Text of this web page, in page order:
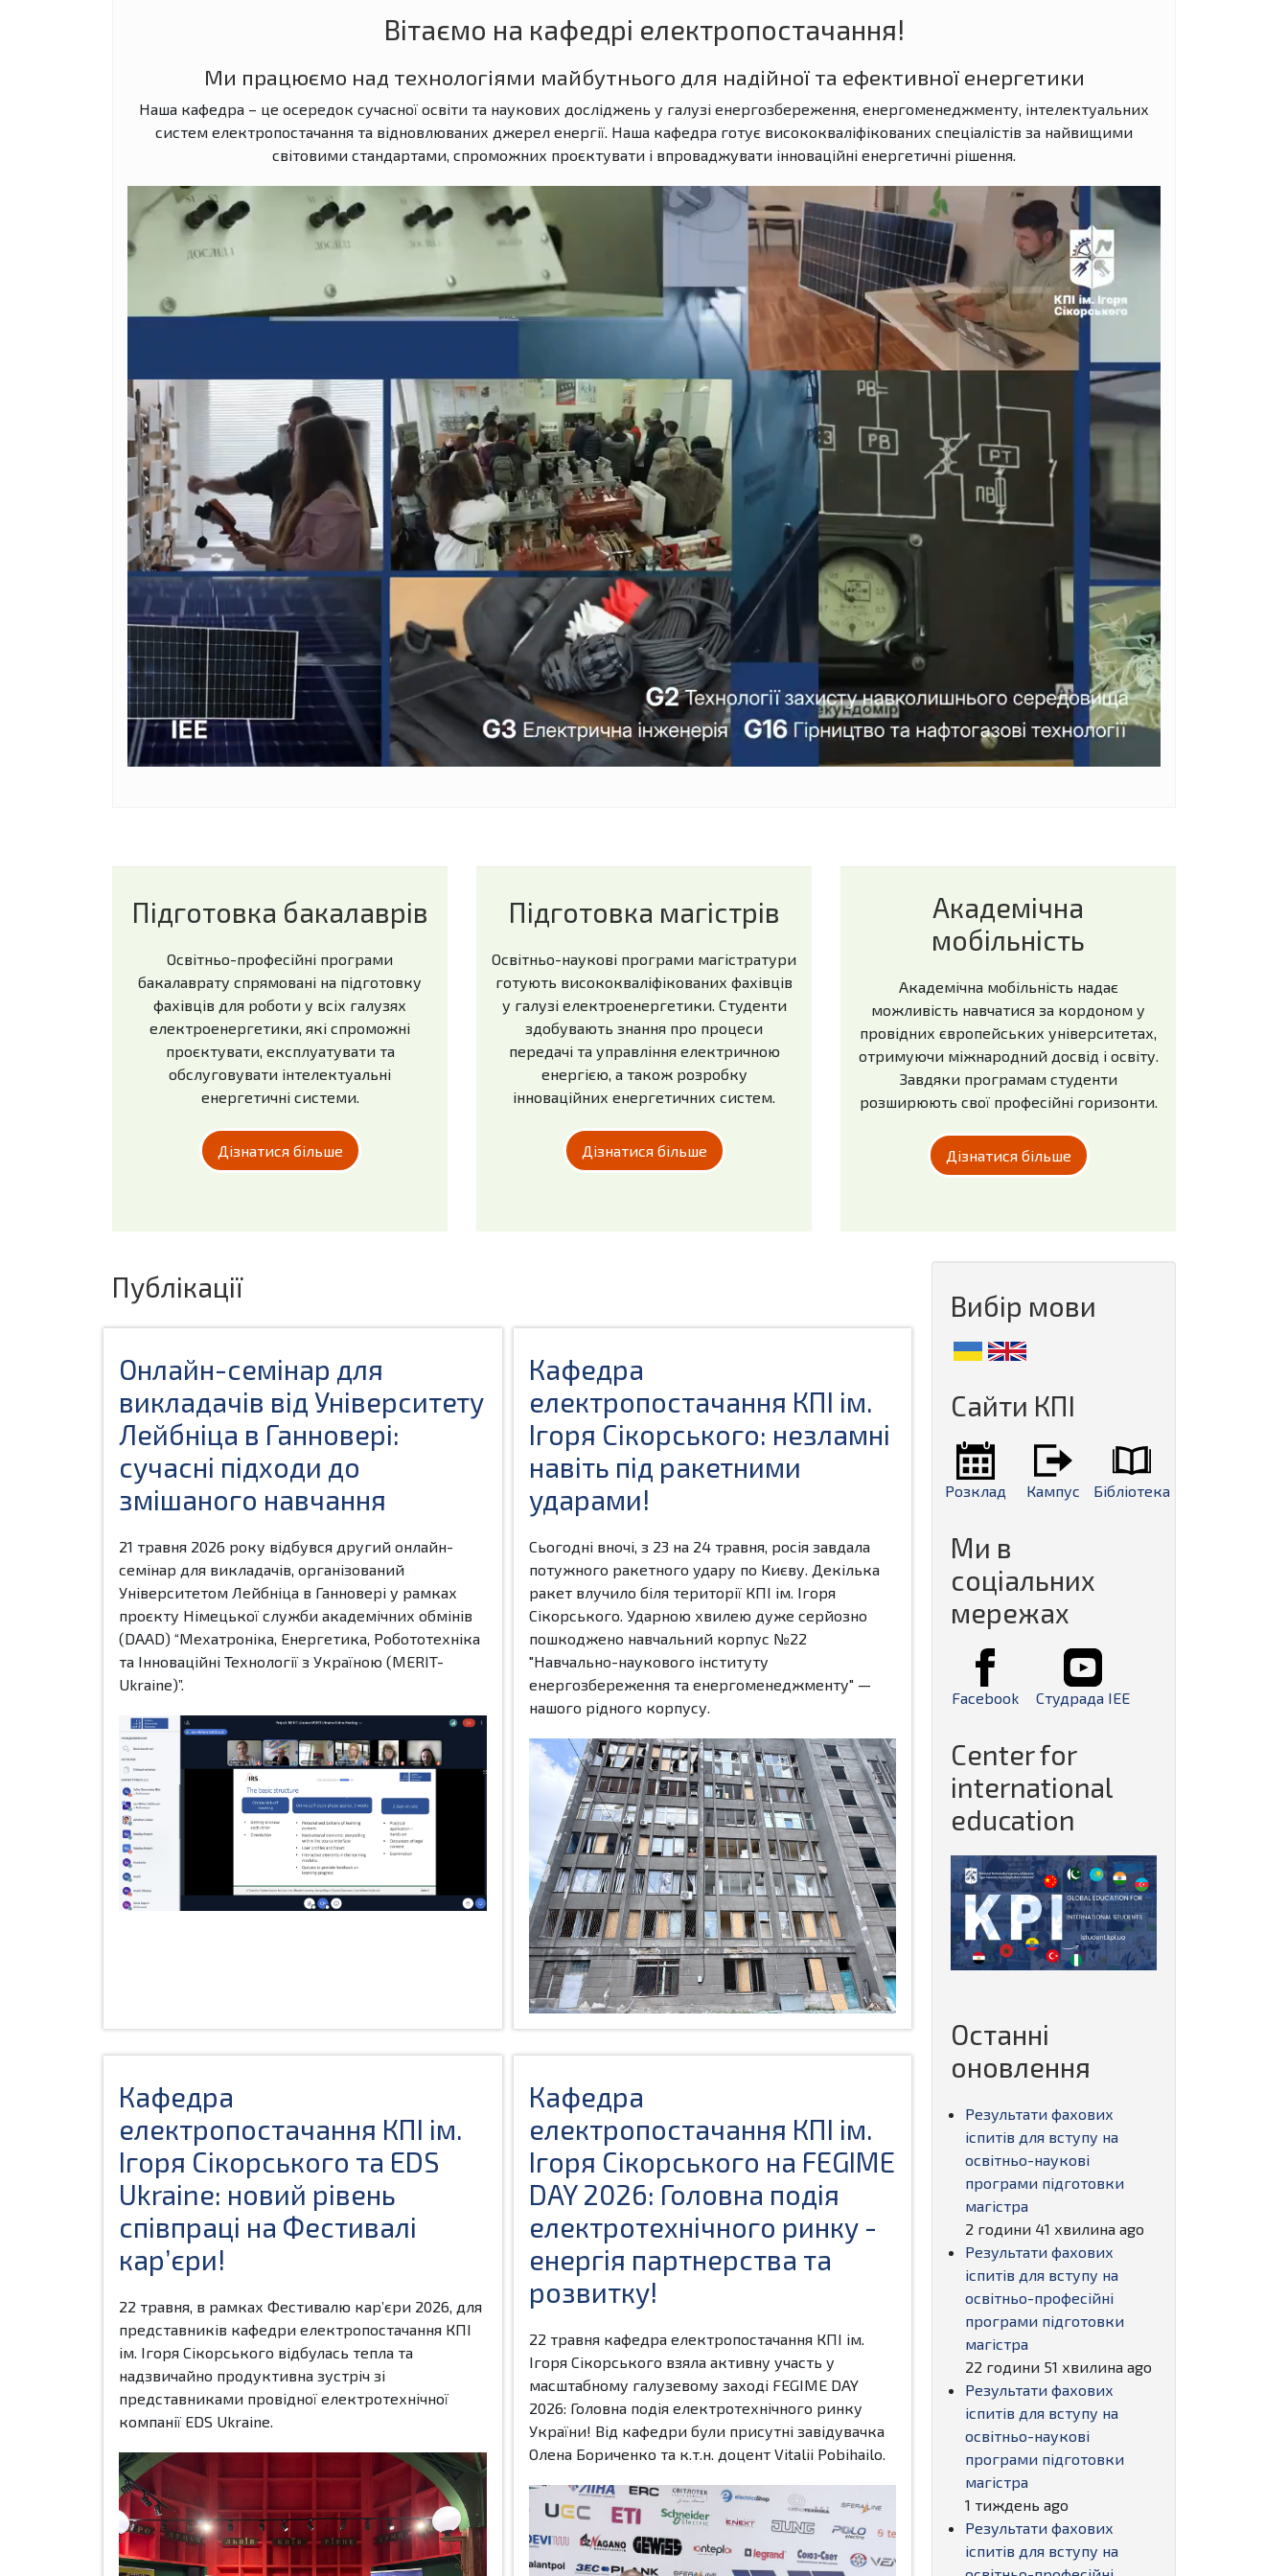
Вітаємо на кафедрі електропостачання!
Ми працюємо над технологіями майбутнього для надійної та ефективної енергетики
Наша кафедра – це осередок сучасної освіти та наукових досліджень у галузі енергозбереження, енергоменеджменту, інтелектуальних
систем електропостачання та відновлюваних джерел енергії. Наша кафедра готує висококваліфікованих спеціалістів за найвищими
світовими стандартами, спроможних проєктувати і впроваджувати інноваційні енергетичні рішення.
Підготовка бакалаврів
Освітньо-професійні програми
бакалаврату спрямовані на підготовку
фахівців для роботи у всіх галузях
електроенергетики, які спроможні
проєктувати, експлуатувати та
обслуговувати інтелектуальні
енергетичні системи.
Дізнатися більше
Підготовка магістрів
Освітньо-наукові програми магістратури
готують висококваліфікованих фахівців
у галузі електроенергетики. Студенти
здобувають знання про процеси
передачі та управління електричною
енергією, а також розробку
інноваційних енергетичних систем.
Дізнатися більше
Академічна
мобільність
Академічна мобільність надає
можливість навчатися за кордоном у
провідних європейських університетах,
отримуючи міжнародний досвід і освіту.
Завдяки програмам студенти
розширюють свої професійні горизонти.
Дізнатися більше
Публікації
Онлайн-семінар для
викладачів від Університету
Лейбніца в Ганновері:
сучасні підходи до
змішаного навчання
21 травня 2026 року відбувся другий онлайн-
семінар для викладачів, організований
Університетом Лейбніца в Ганновері у рамках
проєкту Німецької служби академічних обмінів
(DAAD) “Мехатроніка, Енергетика, Робототехніка
та Інноваційні Технології з Україною (MERIT-
Ukraine)”.
Кафедра
електропостачання КПІ ім.
Ігоря Сікорського: незламні
навіть під ракетними
ударами!
Сьогодні вночі, з 23 на 24 травня, росія завдала
потужного ракетного удару по Києву. Декілька
ракет влучило біля території КПІ ім. Ігоря
Сікорського. Ударною хвилею дуже серйозно
пошкоджено навчальний корпус №22
"Навчально-наукового інституту
енергозбереження та енергоменеджменту" —
нашого рідного корпусу.
Кафедра
електропостачання КПІ ім.
Ігоря Сікорського та EDS
Ukraine: новий рівень
співпраці на Фестивалі
кар’єри!
22 травня, в рамках Фестивалю кар’єри 2026, для
представників кафедри електропостачання КПІ
ім. Ігоря Сікорського відбулась тепла та
надзвичайно продуктивна зустріч зі
представниками провідної електротехнічної
компанії EDS Ukraine.
Кафедра
електропостачання КПІ ім.
Ігоря Сікорського на FEGIME
DAY 2026: Головна подія
електротехнічного ринку -
енергія партнерства та
розвитку!
22 травня кафедра електропостачання КПІ ім.
Ігоря Сікорського взяла активну участь у
масштабному галузевому заході FEGIME DAY
2026: Головна подія електротехнічного ринку
України! Від кафедри були присутні завідувачка
Олена Бориченко та к.т.н. доцент Vitalii Pobihailo.
Вибір мови
Сайти КПІ
Розклад Кампус Бібліотека
Ми в
соціальних
мережах
Facebook Студрада ІЕЕ
Center for
international
education
Останні
оновлення
Результати фахових
іспитів для вступу на
освітньо-наукові
програми підготовки
магістра
2 години 41 хвилина ago
Результати фахових
іспитів для вступу на
освітньо-професійні
програми підготовки
магістра
22 години 51 хвилина ago
Результати фахових
іспитів для вступу на
освітньо-наукові
програми підготовки
магістра
1 тиждень ago
Результати фахових
іспитів для вступу на